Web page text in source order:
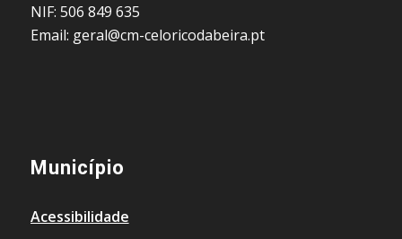
NIF: 506 849 635
Email: geral@cm-celoricodabeira.pt
Município
Acessibilidade